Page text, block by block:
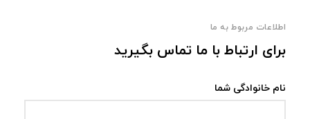
اطلاعات مربوط به ما
برای ارتباط با ما تماس بگیرید
نام خانوادگی شما